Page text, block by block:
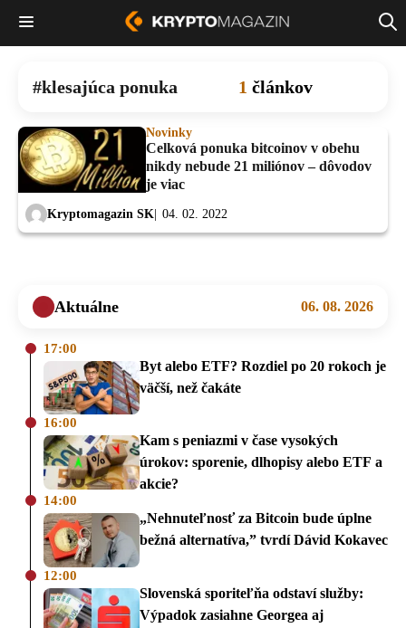
klesajúca ponuka 1 článkov
Novinky
Celková ponuka bitcoinov v obehu
nikdy nebude 21 miliónov – dôvodov
je viac
Kryptomagazin SK 04. 02. 2022
Aktuálne 06. 08. 2026
17:00
Byt alebo ETF? Rozdiel po 20 rokoch je
väčší, než čakáte
16:00
Kam s peniazmi v čase vysokých
úrokov: sporenie, dlhopisy alebo ETF a
akcie?
14:00
„Nehnuteľnosť za Bitcoin bude úplne
bežná alternatíva,” tvrdí Dávid Kokavec
12:00
Slovenská sporiteľňa odstaví služby:
Výpadok zasiahne Georgea aj